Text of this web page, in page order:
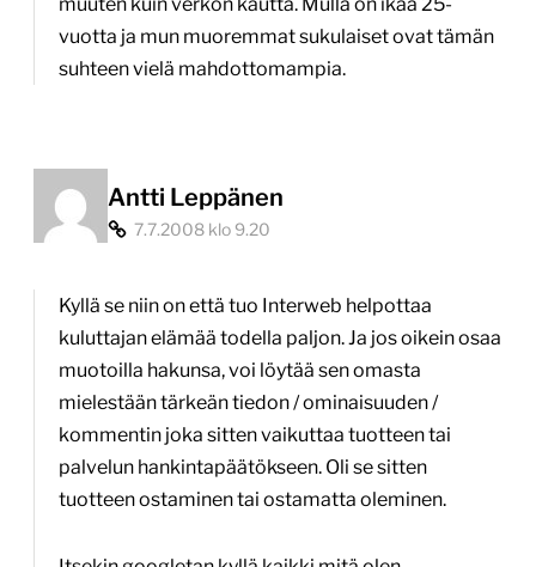
vuotta ja mun muoremmat sukulaiset ovat tämän
suhteen vielä mahdottomampia.
Antti Leppänen
7.7.2008 klo 9.20
Kyllä se niin on että tuo Interweb helpottaa
kuluttajan elämää todella paljon. Ja jos oikein osaa
muotoilla hakunsa, voi löytää sen omasta
mielestään tärkeän tiedon / ominaisuuden /
kommentin joka sitten vaikuttaa tuotteen tai
palvelun hankintapäätökseen. Oli se sitten
tuotteen ostaminen tai ostamatta oleminen.